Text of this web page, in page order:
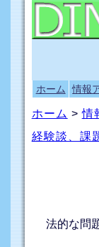
ホーム 情報
ホーム >情
経験談、課
法的な問